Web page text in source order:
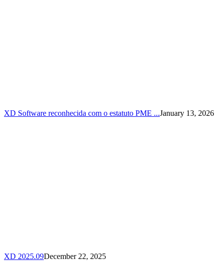
XD Software reconhecida com o estatuto PME ...January 13, 2026
XD 2025.09December 22, 2025